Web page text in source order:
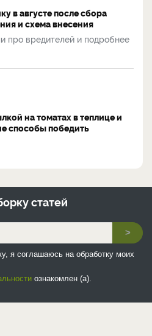
в августе после сбора
и схема внесения
про вредителей и подробнее
на томатах в теплице и
способы победить
статей
>
я соглашаюсь на обработку моих
ознакомлен (а).